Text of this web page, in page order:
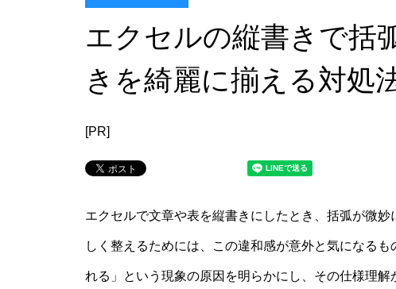
エクセルの縦書きで括
きを綺麗に揃える対処
[PR]
エクセルで文章や表を縦書きにしたとき、括弧が微
しく整えるためには、この違和感が意外と気になる
れる」という現象の原因を明らかにし、その仕様理